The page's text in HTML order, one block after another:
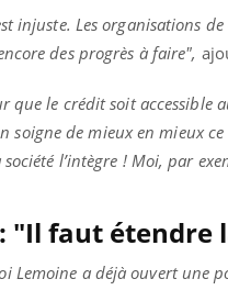
injuste. Les organisations
des progrès à faire",
que le crédit soit accessible
soigne de mieux en mieux
l’intègre ! Moi, par
"Il faut étendre
Lemoine a déjà ouvert une
les idées reçues !
une ...